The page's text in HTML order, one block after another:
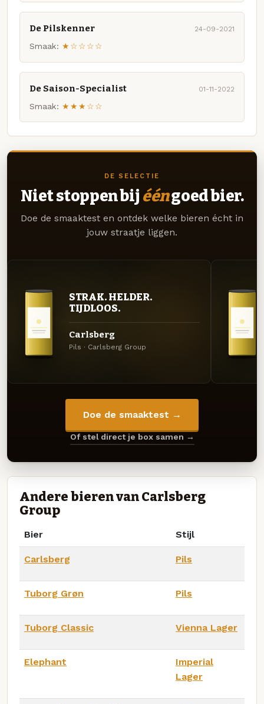
De Pilskenner 24-09-2021
Smaak: ★☆☆☆☆
De Saison-Specialist 01-11-2022
Smaak: ★★★☆☆
DE SELECTIE
Niet stoppen bij ééngoed bier.
Doe de smaaktest en ontdek welke bieren écht in
jouw straatje liggen.
STRAK. HELDER.
TIJDLOOS.
Carlsberg
Pils · Carlsberg Group
Doe de smaaktest →
Of stel direct je box samen →
Andere bieren van Carlsberg
Group
Bier Stijl
Carlsberg Pils
Tuborg Grøn Pils
Tuborg Classic Vienna Lager
Elephant
Imperial
Lager